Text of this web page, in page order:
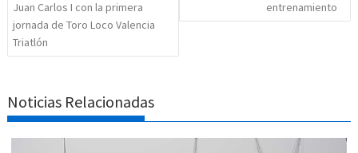
Juan Carlos I con la primera
jornada de Toro Loco Valencia
Triatlón
entrenamiento
Noticias Relacionadas